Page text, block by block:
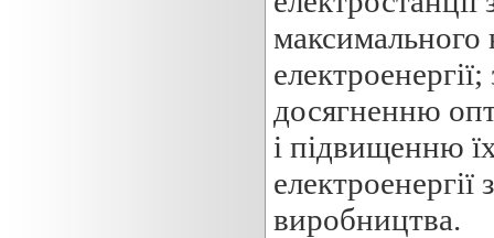
максимального
досягненню
і підвищенню
виробництва.